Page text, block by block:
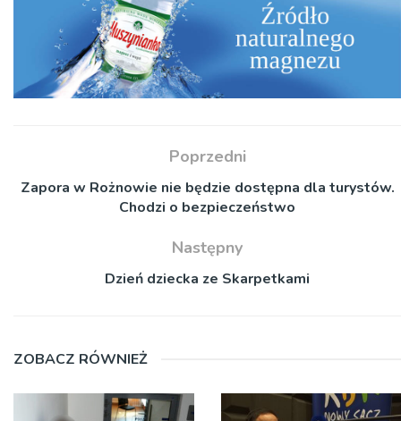
Poprzedni
Zapora w Rożnowie nie będzie dostępna dla turystów.
Chodzi o bezpieczeństwo
Następny
Dzień dziecka ze Skarpetkami
ZOBACZ RÓWNIEŻ